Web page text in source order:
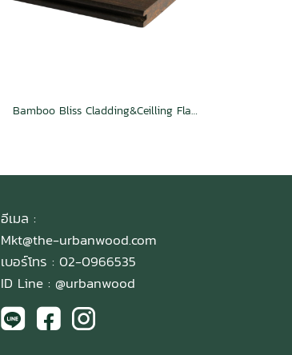
Bamboo Bliss Cladding&Ceilling Flat 2S Groove Espresso
อีเมล :
Mkt@the-urbanwood.com
เบอร์โทร : 02-0966535
ID Line : @urbanwood